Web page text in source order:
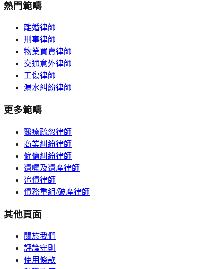
熱門範疇
離婚律師
刑事律師
物業買賣律師
交通意外律師
工傷律師
漏水糾紛律師
更多範疇
醫療疏忽律師
商業糾紛律師
僱傭糾紛律師
遺囑及遺產律師
追債律師
債務重組/破產律師
其他頁面
關於我們
評論守則
使用條款